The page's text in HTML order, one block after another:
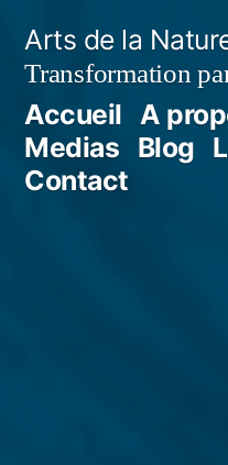
contenu
Arts de la
Transformation
Accueil A
Medias Blog
Contact